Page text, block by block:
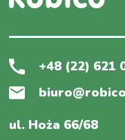
+48 (22) 621
ul. Hoża 66/68